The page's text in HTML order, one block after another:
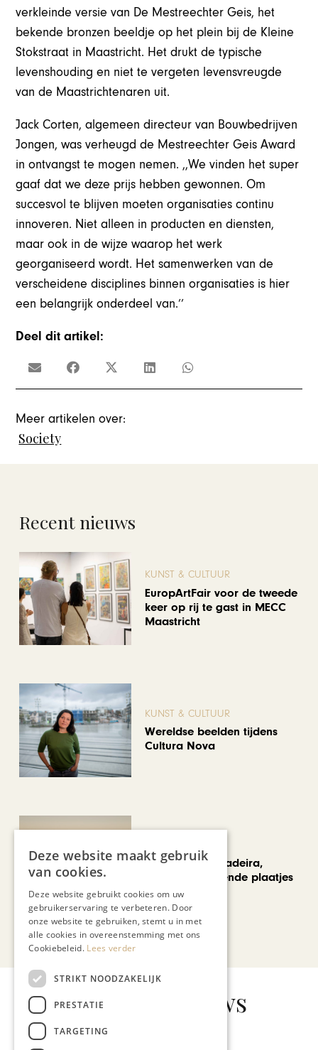
verkleinde versie van De Mestreechter Geis, het
bekende bronzen beeldje op het plein bij de Kleine
Stokstraat in Maastricht. Het drukt de typische
levenshouding en niet te vergeten levensvreugde
van de Maastrichtenaren uit.
Jack Corten, algemeen directeur van Bouwbedrijven
Jongen, was verheugd de Mestreechter Geis Award
in ontvangst te mogen nemen. ,,We vinden het super
gaaf dat we deze prijs hebben gewonnen. Om
succesvol te blijven moeten organisaties continu
innoveren. Niet alleen in producten en diensten,
maar ook in de wijze waarop het werk
georganiseerd wordt. Het samenwerken van de
verscheidene disciplines binnen organisaties is hier
een belangrijk onderdeel van.’’
Deel dit artikel:
Meer artikelen over:
Society
Recent nieuws
KUNST & CULTUUR
EuropArtFair voor de tweede
keer op rij te gast in MECC
Maastricht
KUNST & CULTUUR
Wereldse beelden tijdens
Cultura Nova
Een week op Madeira,
voorbij de bekende plaatjes
Bekijk alle artikelen
Gerelateerd nieuws
Deze website maakt gebruik
van cookies.
Deze website gebruikt cookies om uw
gebruikerservaring te verbeteren. Door
onze website te gebruiken, stemt u in met
alle cookies in overeenstemming met ons
Cookiebeleid. Lees verder
STRIKT NOODZAKELIJK
PRESTATIE
TARGETING